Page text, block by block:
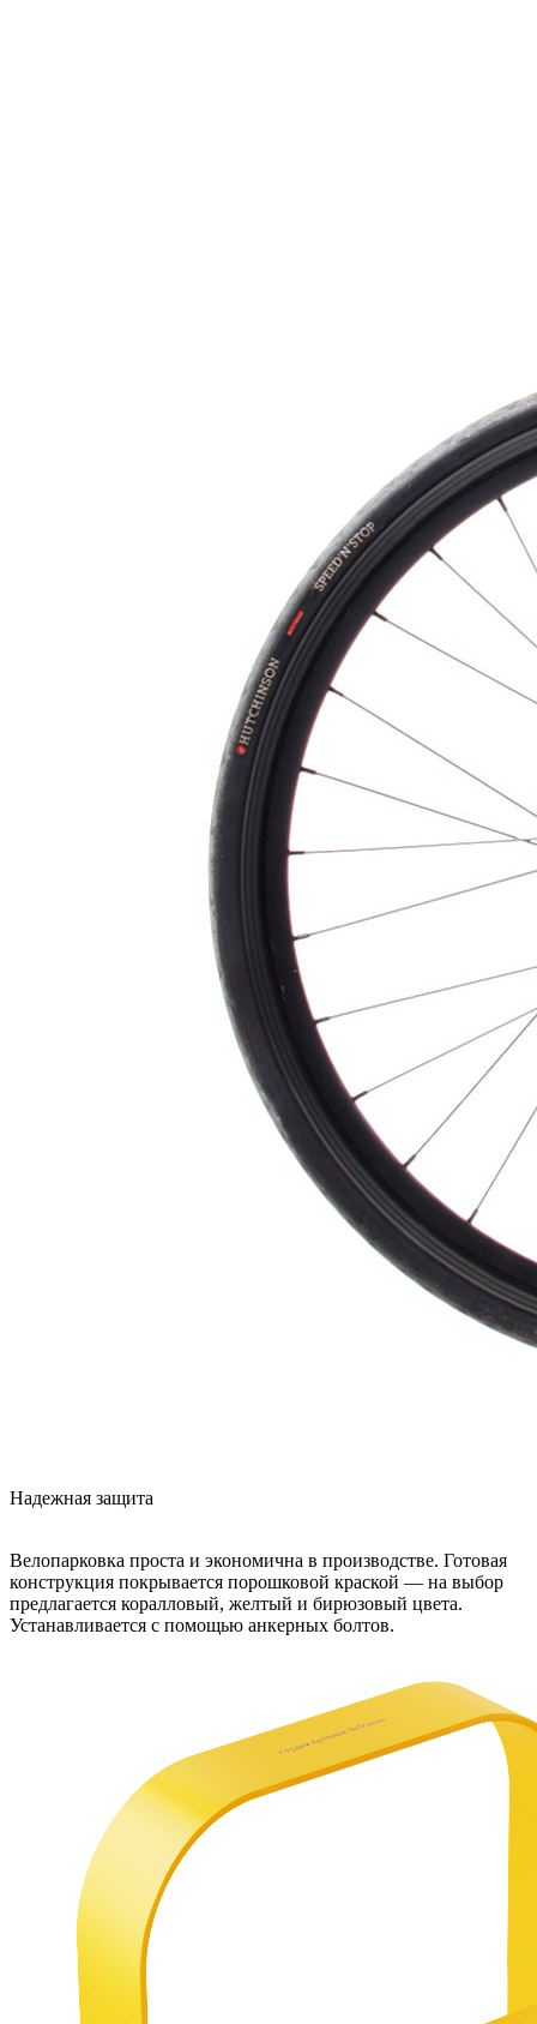
Надежная защита
Велопарковка проста и экономична в производстве. Готовая
конструкция покрывается порошковой краской — на выбор
предлагается коралловый, желтый и бирюзовый цвета.
Устанавливается с помощью анкерных болтов.